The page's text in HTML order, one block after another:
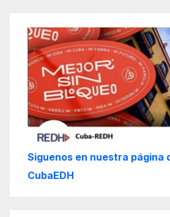
Siguenos en nuestra página
CubaEDH